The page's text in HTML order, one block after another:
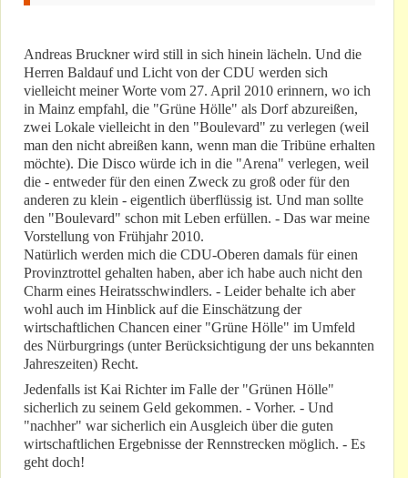
Andreas Bruckner wird still in sich hinein lächeln. Und die
Herren Baldauf und Licht von der CDU werden sich
vielleicht meiner Worte vom 27. April 2010 erinnern, wo ich
in Mainz empfahl, die "Grüne Hölle" als Dorf abzureißen,
zwei Lokale vielleicht in den "Boulevard" zu verlegen (weil
man den nicht abreißen kann, wenn man die Tribüne erhalten
möchte). Die Disco würde ich in die "Arena" verlegen, weil
die - entweder für den einen Zweck zu groß oder für den
anderen zu klein - eigentlich überflüssig ist. Und man sollte
den "Boulevard" schon mit Leben erfüllen. - Das war meine
Vorstellung von Frühjahr 2010.
Natürlich werden mich die CDU-Oberen damals für einen
Provinztrottel gehalten haben, aber ich habe auch nicht den
Charm eines Heiratsschwindlers. - Leider behalte ich aber
wohl auch im Hinblick auf die Einschätzung der
wirtschaftlichen Chancen einer "Grüne Hölle" im Umfeld
des Nürburgrings (unter Berücksichtigung der uns bekannten
Jahreszeiten) Recht.
Jedenfalls ist Kai Richter im Falle der "Grünen Hölle"
sicherlich zu seinem Geld gekommen. - Vorher. - Und
"nachher" war sicherlich ein Ausgleich über die guten
wirtschaftlichen Ergebnisse der Rennstrecken möglich. - Es
geht doch!